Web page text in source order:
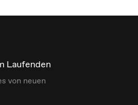
Laufenden
von neuen